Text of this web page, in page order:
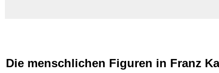
Die menschlichen Figuren in Franz